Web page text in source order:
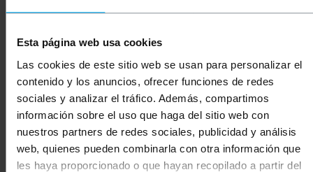
Esta página web usa cookies
Las cookies de este sitio web se usan para personalizar el
contenido y los anuncios, ofrecer funciones de redes
sociales y analizar el tráfico. Además, compartimos
información sobre el uso que haga del sitio web con
nuestros partners de redes sociales, publicidad y análisis
web, quienes pueden combinarla con otra información que
les haya proporcionado o que hayan recopilado a partir del
aplicações de áudio e vídeo , videoconferência com
conectar, por exemplo, computadores, consoles,
servidores, impressoras, switches, roteadores,
pontos de acesso, câmeras, modems ou
eletrônicos de rede em geral e muito mais. Este
cabo de rede é ideal para uso em residências,
teletrabalho, escritórios, armazéns, data centers ou
em qualquer lugar para uso profissional.
Especificações
Bobina de cabo Ethernet UTP RJ45 categoria
6a.
Comprimento da bobina do cabo Ethernet: